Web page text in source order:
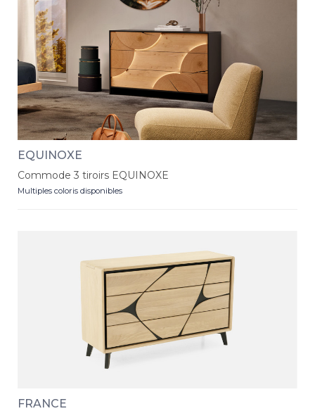
EQUINOXE
Commode 3 tiroirs EQUINOXE
Multiples coloris disponibles
FRANCE